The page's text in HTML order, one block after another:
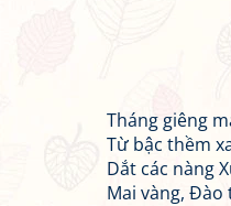
Tháng giêng
Từ bậc thềm
Dắt các nàng
Mai vàng, Đào